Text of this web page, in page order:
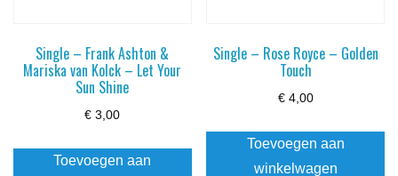
Single – Frank Ashton &
Mariska van Kolck – Let Your
Sun Shine
€ 3,00
Toevoegen aan
Single – Rose Royce – Golden
Touch
€4,00
Toevoegen aan
winkelwagen